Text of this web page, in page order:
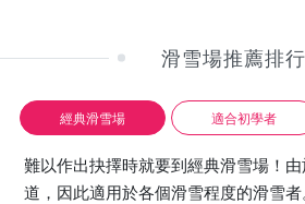
滑雪場推薦排
經典滑雪場 適合初學者
難以作出抉擇時就要到經典滑雪場！
道，因此適用於各個滑雪程度的滑雪